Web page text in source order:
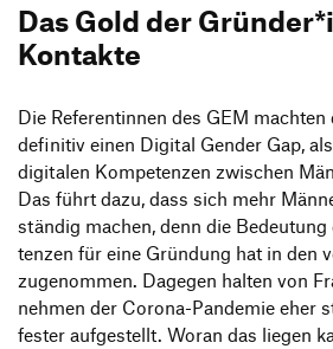
Das Gold der
Kontakte
Die Refe­ren­tinnen des GEM machten
defi­nitiv einen Digital Gender Gap,
digi­talen Kompe­tenzen zwischen
Das führt dazu, dass sich mehr
ständig machen, denn die
tenzen für eine Grün­dung hat in den
zuge­nommen. Dagegen halten von
nehmen der Corona-Pandemie eher
fester aufge­stellt. Woran das liegen